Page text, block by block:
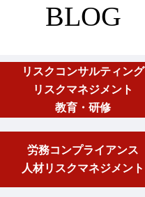
BLOG
リスクコンサルティング
リスクマネジメント
教育・研修
労務コンプライアンス
人材リスクマネジメント